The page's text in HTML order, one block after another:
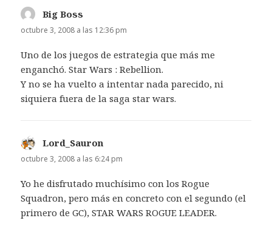
Big Boss
octubre 3, 2008 a las 12:36 pm
Uno de los juegos de estrategia que más me
enganchó. Star Wars : Rebellion.
Y no se ha vuelto a intentar nada parecido, ni
siquiera fuera de la saga star wars.
Lord_Sauron
octubre 3, 2008 a las 6:24 pm
Yo he disfrutado muchísimo con los Rogue
Squadron, pero más en concreto con el segundo (el
primero de GC), STAR WARS ROGUE LEADER.